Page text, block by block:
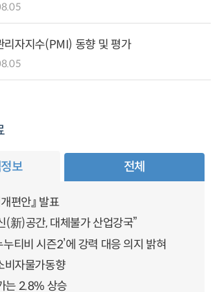
리자지수(PMI) 동향 및 평가
보 전체
편안』 발표
(新)공간, 대체불가 산업강국”
누티비 시즌2’에 강력 대응 의지 밝혀
자물가동향
는 2.8% 상승